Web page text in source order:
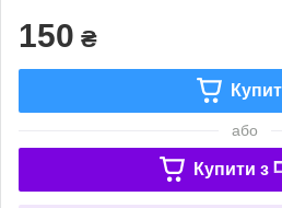
150 ₴
або
Купити з